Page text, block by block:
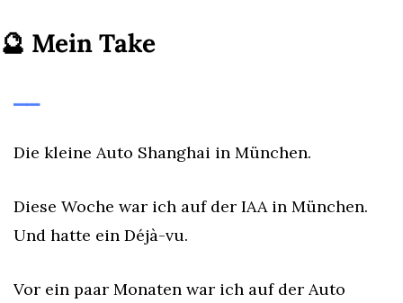
🔮 Mein Take
Die kleine Auto Shanghai in München.
Diese Woche war ich auf der IAA in München.
Und hatte ein Déjà-vu.
Vor ein paar Monaten war ich auf der Auto